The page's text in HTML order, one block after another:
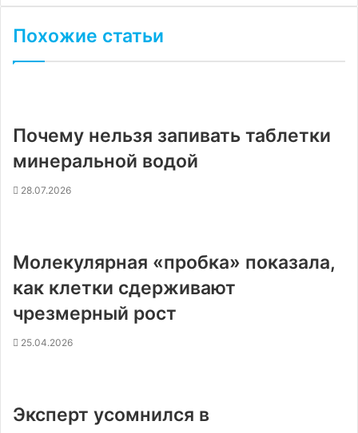
Похожие статьи
Почему нельзя запивать таблетки
минеральной водой
28.07.2026
Молекулярная «пробка» показала,
как клетки сдерживают
чрезмерный рост
25.04.2026
Эксперт усомнился в